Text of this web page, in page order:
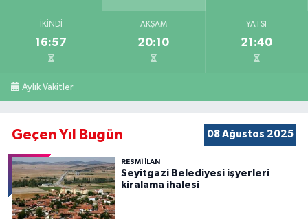
İKINDI
16:57
AKŞAM
20:10
YATSI
21:40
Aylık Vakitler
Geçen Yıl Bugün 08 Ağustos 2025
RESMİ İLAN
Seyitgazi Belediyesi işyerleri
kiralama ihalesi